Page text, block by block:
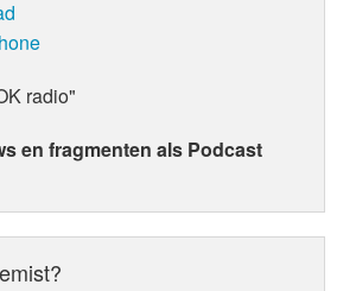
radio"
en fragmenten als Podcast